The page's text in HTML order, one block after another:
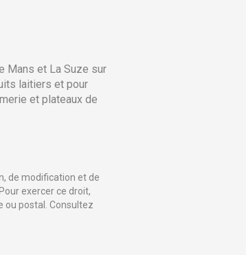
Mans et La Suze sur
laitiers et pour
et plateaux de
de modification et de
exercer ce droit,
ou postal. Consultez